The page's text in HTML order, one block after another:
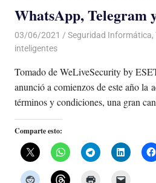
WhatsApp, Telegram
03/06/2021 De todo un Poco
Seguridad Informática,
inteligentes
Tomado de WeLiveSecurity by
anunció a comienzos de este año la
términos y condiciones, una gran
Comparte esto: